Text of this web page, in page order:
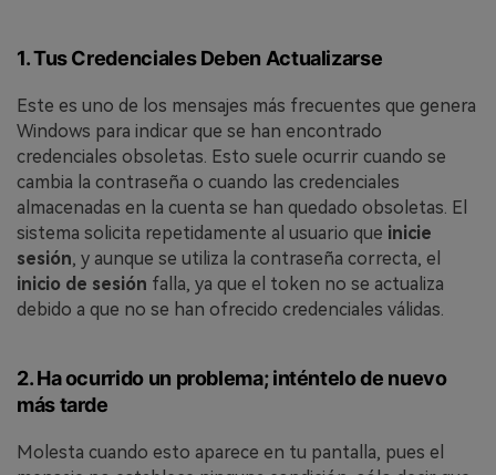
1. Tus Credenciales Deben Actualizarse
Este es uno de los mensajes más frecuentes que genera
Windows para indicar que se han encontrado
credenciales obsoletas. Esto suele ocurrir cuando se
cambia la contraseña o cuando las credenciales
almacenadas en la cuenta se han quedado obsoletas. El
sistema solicita repetidamente al usuario que inicie
sesión, y aunque se utiliza la contraseña correcta, el
inicio de sesión falla, ya que el token no se actualiza
debido a que no se han ofrecido credenciales válidas.
2. Ha ocurrido un problema; inténtelo de nuevo
más tarde
Molesta cuando esto aparece en tu pantalla, pues el